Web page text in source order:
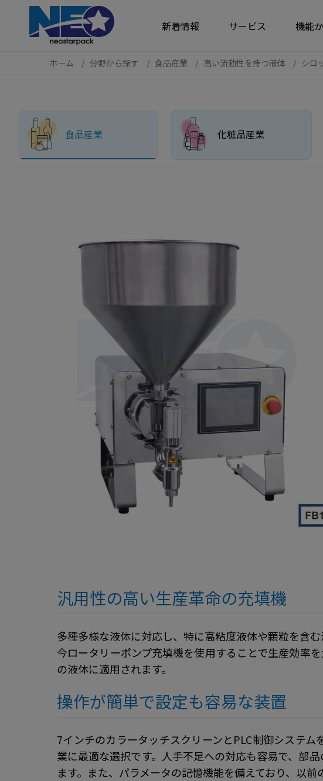
新着情報 サービス 機能
ホーム 分野から探す 食品産業 高い流動性を持つ液体 シロ
食品産業 化粧品産業
汎用性の高い生産革命の充填機
多種多様な液体に対応し、特に高粘度液体や顆粒を含
今ロータリーポンプ充填機を使用することで生産効率
の液体に適用されます。
操作が簡単で設定も容易な装置
7インチのカラータッチスクリーンとPLC制御システ
業に最適な選択です。人手不足への対応も容易で、部
ます。また、パラメータの記憶機能を備えており、以
クッキー利用の管理について